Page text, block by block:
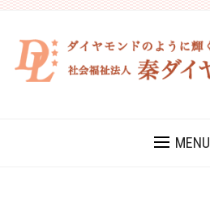
MENU